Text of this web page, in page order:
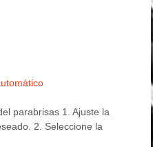
parabrisas 1. Ajuste la
2. Seleccione la